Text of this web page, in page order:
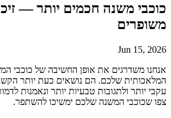
כוכבי משנה חכמים יותר —
משופרים
Jun 15, 2026
אנחנו משדרגים את אופן החשיבה של כוכבי
המלאכותית שלכם. הם נושאים כעת יותר
עקבי יותר ולתגובות טבעיות יותר ונאמנות
צפו שכוכבי המשנה שלכם ימשיכו להשתפר.